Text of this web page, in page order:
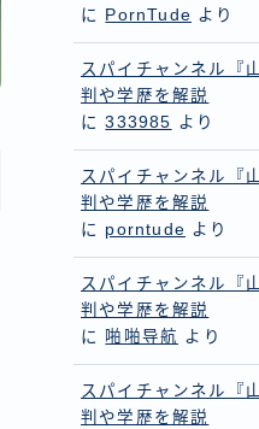
に
PornTude より
スパイチャンネル『
判や学歴を解説
に333985 より
スパイチャンネル『
判や学歴を解説
に porntude より
スパイチャンネル『
判や学歴を解説
に 啪啪导航 より
スパイチャンネル『
判や学歴を解説